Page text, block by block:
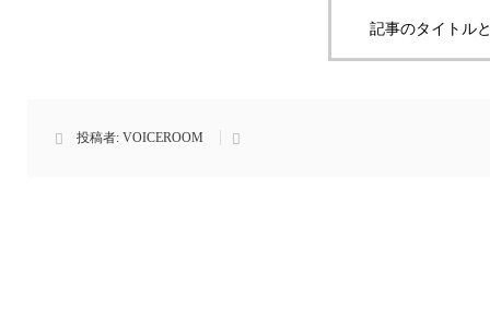
記事のタイトル
投稿者: VOICEROOM